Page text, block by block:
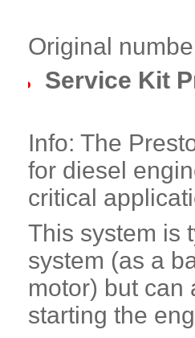
Original
Service Kit
Info: The
for diesel
critical
This system is
system (as a
motor) but can
starting the